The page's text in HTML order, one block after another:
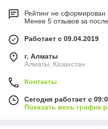
Рейтинг не сформирован
Менее 5 отзывов за
Работает с 09.04.2019
г. Алматы
Алматы, Казахстан
Контакты
Сегодня работает с
Показать весь график